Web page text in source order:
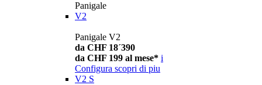
Panigale
V2
Panigale V2
da CHF 18´390
da CHF 199 al mese* i
Configura scopri di piu
V2 S